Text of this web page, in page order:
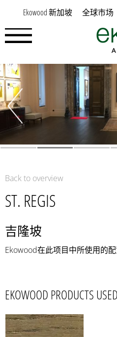
Ekowood 新加坡 全球市场
Back to overview
ST. REGIS
吉隆坡
Ekowood在此项目中所使用的
EKOWOOD PRODUCTS